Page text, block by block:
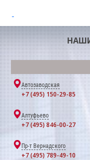
Автозаводская
+7 (495) 150-29-85
Алтуфьево
+7 (495) 846-00-27
Пр-т Вернадского
+7 (495) 789-49-10